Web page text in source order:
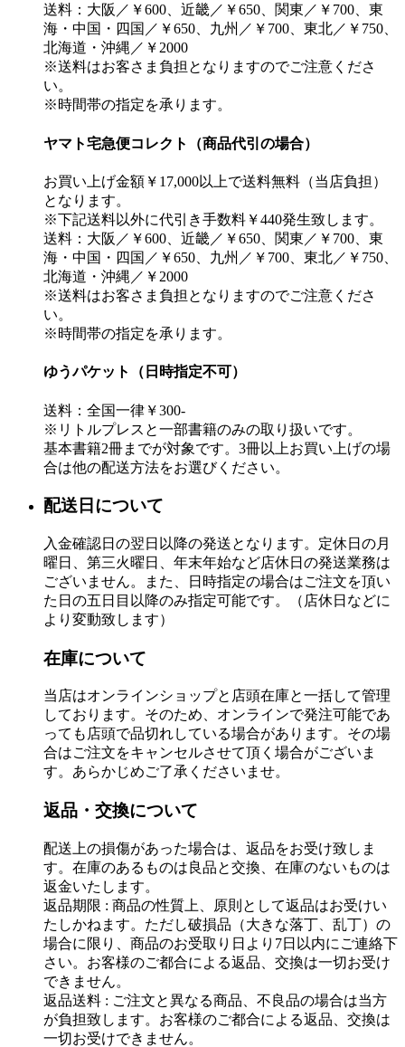
送料：大阪／￥600、近畿／￥650、関東／￥700、東
海・中国・四国／￥650、九州／￥700、東北／￥750、
北海道・沖縄／￥2000
※送料はお客さま負担となりますのでご注意くださ
い。
※時間帯の指定を承ります。
ヤマト宅急便コレクト（商品代引の場合）
お買い上げ金額￥17,000以上で送料無料（当店負担）
となります。
※下記送料以外に代引き手数料￥440発生致します。
送料：大阪／￥600、近畿／￥650、関東／￥700、東
海・中国・四国／￥650、九州／￥700、東北／￥750、
北海道・沖縄／￥2000
※送料はお客さま負担となりますのでご注意くださ
い。
※時間帯の指定を承ります。
ゆうパケット（日時指定不可）
送料：全国一律￥300-
※リトルプレスと一部書籍のみの取り扱いです。
基本書籍2冊までが対象です。3冊以上お買い上げの場
合は他の配送方法をお選びください。
配送日について
入金確認日の翌日以降の発送となります。定休日の月
曜日、第三火曜日、年末年始など店休日の発送業務は
ございません。また、日時指定の場合はご注文を頂い
た日の五日目以降のみ指定可能です。（店休日などに
より変動致します）
在庫について
当店はオンラインショップと店頭在庫と一括して管理
しております。そのため、オンラインで発注可能であ
っても店頭で品切れしている場合があります。その場
合はご注文をキャンセルさせて頂く場合がございま
す。あらかじめご了承くださいませ。
返品・交換について
配送上の損傷があった場合は、返品をお受け致しま
す。在庫のあるものは良品と交換、在庫のないものは
返金いたします。
返品期限 : 商品の性質上、原則として返品はお受けい
たしかねます。ただし破損品（大きな落丁、乱丁）の
場合に限り、商品のお受取り日より7日以内にご連絡下
さい。お客様のご都合による返品、交換は一切お受け
できません。
返品送料 : ご注文と異なる商品、不良品の場合は当方
が負担致します。お客様のご都合による返品、交換は
一切お受けできません。